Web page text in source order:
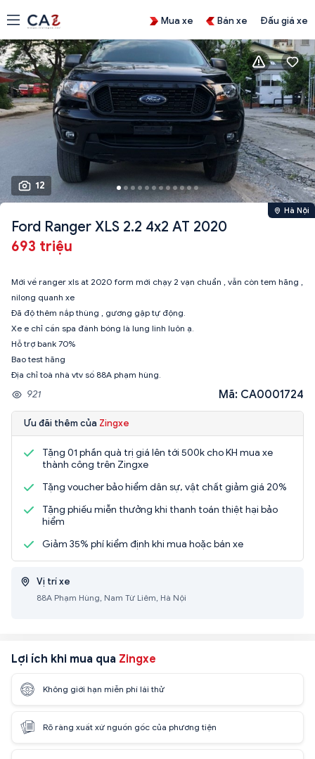
Mua xe Bán xe Đấu giá xe
12
Hà Nội
Ford Ranger XLS 2.2 4x2 AT 2020
693 triệu
Mới về ranger xls at 2020 form mới chạy 2 vạn chuẩn , vẫn còn tem hãng ,
nilong quanh xe
Đã độ thêm nắp thùng , gương gập tự động.
Xe e chỉ cần spa đánh bóng là lung linh luôn ạ.
Hỗ trợ bank 70%
Bao test hãng
Địa chỉ toà nhà vtv số 88A phạm hùng.
921 Mã: CA0001724
Ưu đãi thêm của Zingxe
Tặng 01 phần quà trị giá lên tới 500k cho KH mua xe
thành công trên Zingxe
Tặng voucher bảo hiểm dân sự, vật chất giảm giá 20%
Tặng phiếu miễn thưởng khi thanh toán thiệt hại bảo
hiểm
Giảm 35% phí kiểm định khi mua hoặc bán xe
Vị trí xe
88A Phạm Hùng, Nam Từ Liêm, Hà Nội
Lợi ích khi mua qua Zingxe
Không giới hạn miễn phí lái thử
Rõ ràng xuất xứ nguồn gốc của phương tiện